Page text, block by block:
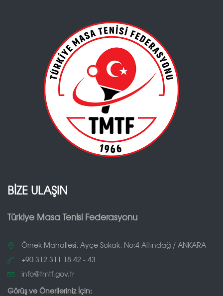
BİZE ULAŞIN
Türkiye Masa Tenisi Federasyonu
Örnek Mahallesi, Ayçe Sokak, No:4 Altındağ / ANKARA
+90 312 311 18 42 - 43
info@tmtf.gov.tr
Görüş ve Önerileriniz İçin: